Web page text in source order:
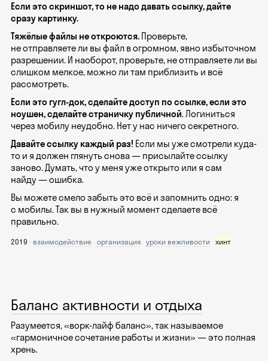
Если это скриншот, то не надо давать ссылку, дайте
сразу картинку.
Тяжёлые файлы не откроются.Проверьте,
не отправляете ли вы файл в огромном, явно избыточном
разрешении. И наоборот, проверьте, не отправляете ли вы
слишком мелкое, можно ли там приблизить и всё
рассмотреть.
Если это гугл-док, сделайте доступ по ссылке, если это
ноушен, сделайте страничку публичной. Логиниться
через мобилу неудобно. Нет у нас ничего секретного.
Давайте ссылку каждый раз! Если мы уже смотрели куда-
то и я должен глянуть снова — присылайте ссылку
заново. Думать, что у меня уже открыто или я сам
найду — ошибка.
Вы можете смело забыть это всё и запомнить одно: я
с мобилы. Так вы в нужный момент сделаете всё
правильно.
2019 взаимодействие организация уроки вежливости хинт
Баланс активности и отдыха
Разумеется, «ворк-лайф баланс», так называемое
«гармоничное сочетание работы и жизни» — это полная
хрень.